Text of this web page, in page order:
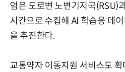
엄은 도로변 노변기지국(RSU)
시간으로 수집해 AI 학습용 데
을 추진한다.
교통약자 이동지원 서비스도